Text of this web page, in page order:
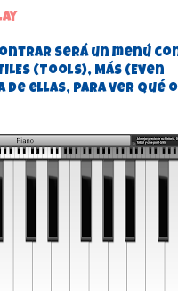
será un menú
(Tools), MÁS (Even
de ellas, para ver qué